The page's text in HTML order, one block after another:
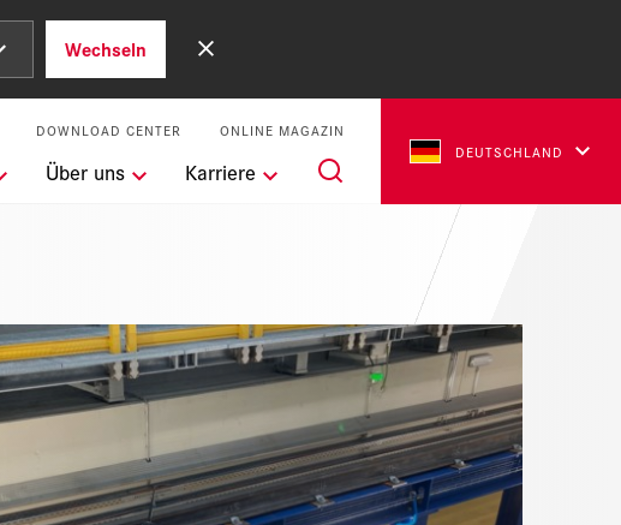
Wechseln
DOWNLOAD CENTER ONLINE MAGAZIN
Über uns Karriere
DEUTSCHLAND